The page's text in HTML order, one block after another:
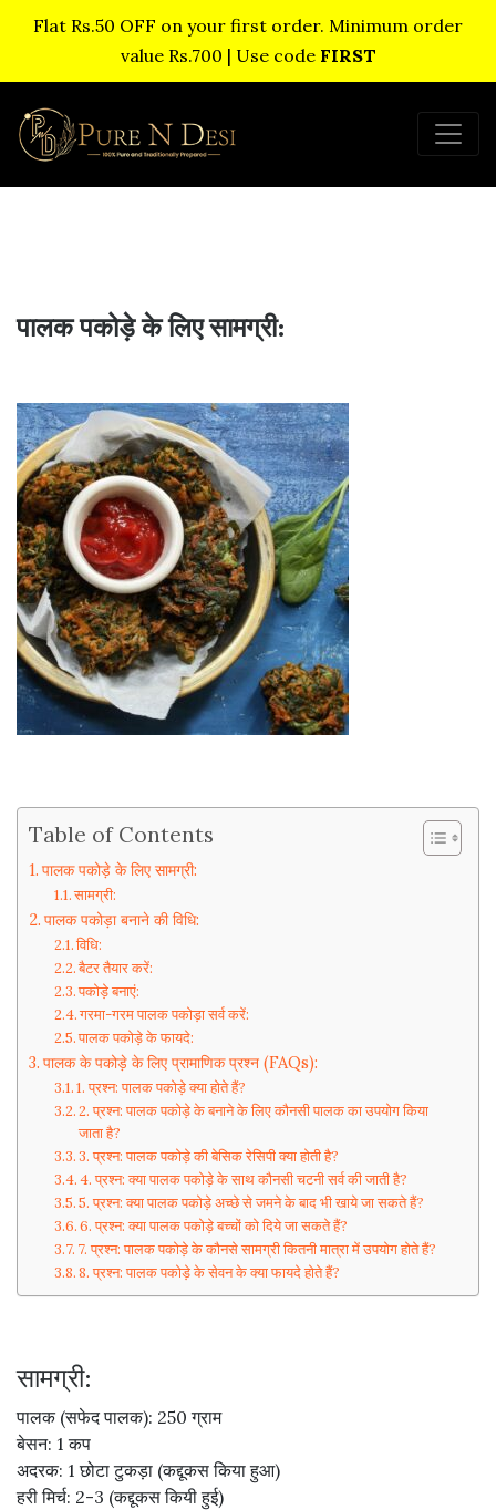
Flat Rs.50 OFF on your first order. Minimum order
value Rs.700 | Use code FIRST
पालक पकोड़े के लिए सामग्री:
Table of Contents
पालक पकोड़े के लिए सामग्री:
सामग्री:
पालक पकोड़ा बनाने की विधि:
विधि:
बैटर तैयार करें:
पकोड़े बनाएं:
गरमा-गरम पालक पकोड़ा सर्व करें:
पालक पकोड़े के फायदे:
पालक के पकोड़े के लिए प्रामाणिक प्रश्न (FAQs):
1. प्रश्न: पालक पकोड़े क्या होते हैं?
2. प्रश्न: पालक पकोड़े के बनाने के लिए कौनसी पालक का उपयोग किया
जाता है?
3. प्रश्न: पालक पकोड़े की बेसिक रेसिपी क्या होती है?
4. प्रश्न: क्या पालक पकोड़े के साथ कौनसी चटनी सर्व की जाती है?
5. प्रश्न: क्या पालक पकोड़े अच्छे से जमने के बाद भी खाये जा सकते हैं?
6. प्रश्न: क्या पालक पकोड़े बच्चों को दिये जा सकते हैं?
7. प्रश्न: पालक पकोड़े के कौनसे सामग्री कितनी मात्रा में उपयोग होते हैं?
8. प्रश्न: पालक पकोड़े के सेवन के क्या फायदे होते हैं?
सामग्री:
पालक (सफेद पालक): 250 ग्राम
बेसन: 1 कप
अदरक: 1 छोटा टुकड़ा (कद्दूकस किया हुआ)
हरी मिर्च: 2-3 (कद्दूकस कियी हुई)